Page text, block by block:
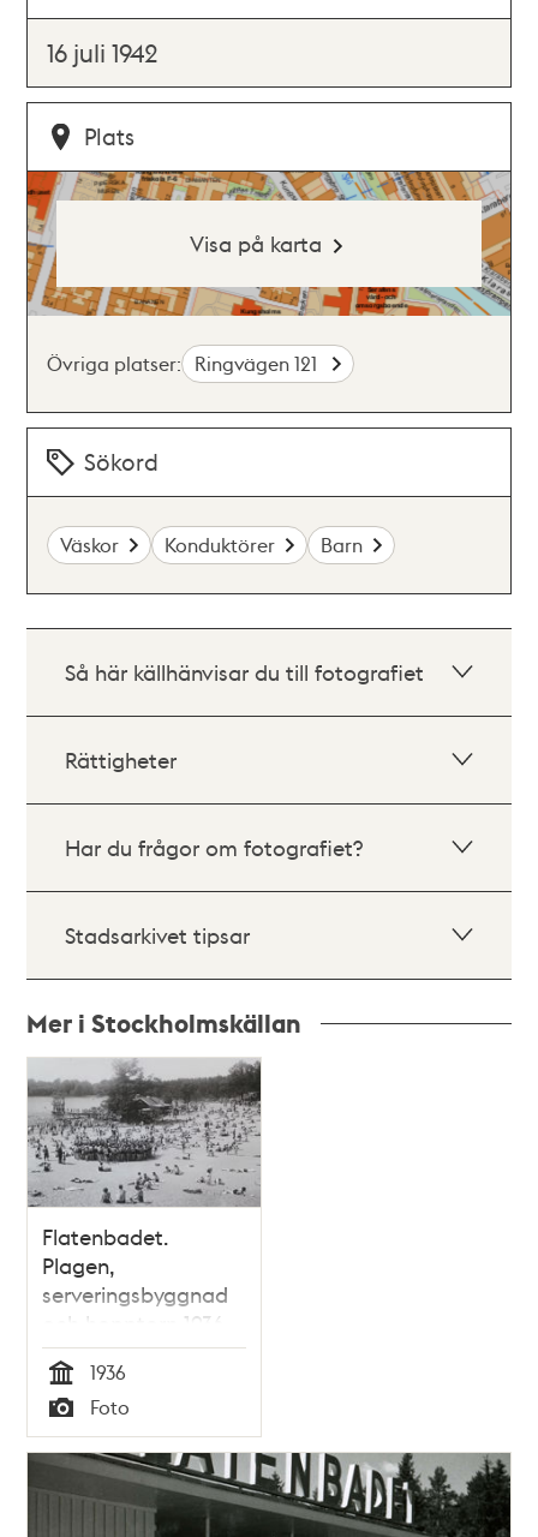
16 juli 1942
Plats
Visa på karta
Övriga platser: Ringvägen 121
Sökord
Väskor Konduktörer Barn
Så här källhänvisar du till fotografiet
Rättigheter
Har du frågor om fotografiet?
Stadsarkivet tipsar
Mer i Stockholmskällan
Relaterade
poster
och
teman
Flatenbadet.
Plagen,
serveringsbyggnad
och hopptorn 1936
Tid
1936
Typ
Foto